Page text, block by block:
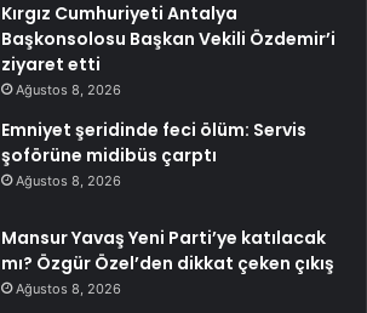
Kırgız Cumhuriyeti Antalya
Başkonsolosu Başkan Vekili Özdemir’i
ziyaret etti
Ağustos 8, 2026
Emniyet şeridinde feci ölüm: Servis
şoförüne midibüs çarptı
Ağustos 8, 2026
Mansur Yavaş Yeni Parti’ye katılacak
mı? Özgür Özel’den dikkat çeken çıkış
Ağustos 8, 2026